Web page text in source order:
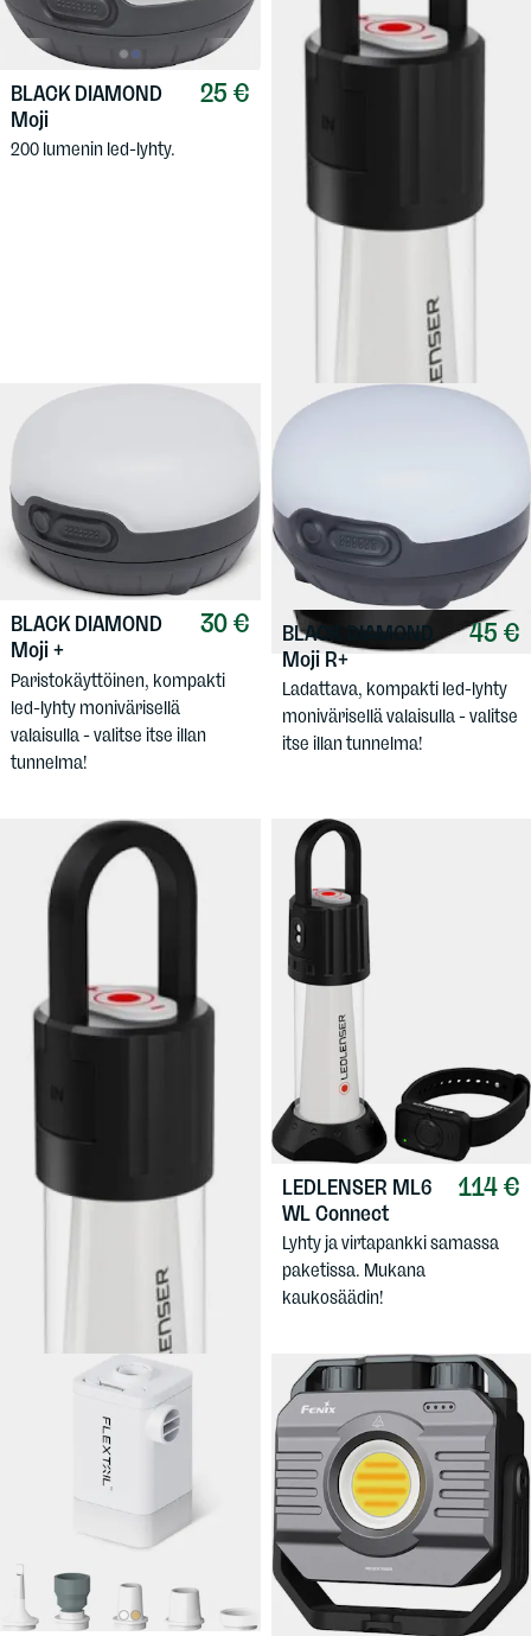
25 €
BLACK DIAMOND
Moji
200 lumenin led-lyhty.
Kätevä led-lyhty leiriin, telttaan,
30 €
BLACK DIAMOND
Moji +
Paristokäyttöinen, kompakti
led-lyhty monivärisellä
valaisulla - valitse itse illan
tunnelma!
45 €
BLACK DIAMOND
Moji R+
Ladattava, kompakti led-lyhty
monivärisellä valaisulla - valitse
itse illan tunnelma!
Led-lyhty joka toimii myös
114 €
LEDLENSER ML6
WL Connect
Lyhty ja virtapankki samassa
paketissa. Mukana
kaukosäädin!